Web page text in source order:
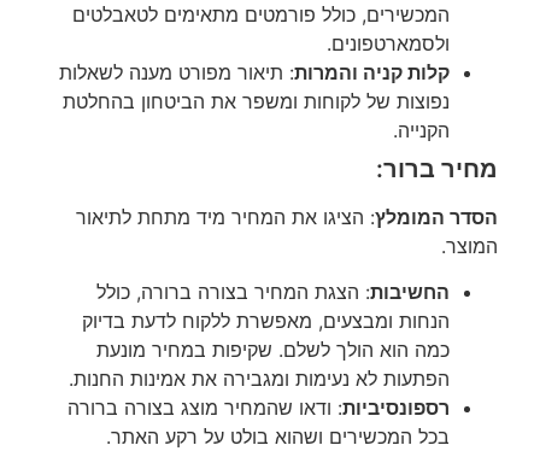
המכשירים, כולל פורמטים מתאימים לטאבלטים
ולסמארטפונים.
קלות קניה והמרות: תיאור מפורט מענה לשאלות
נפוצות של לקוחות ומשפר את הביטחון בהחלטת
הקנייה.
מחיר ברור:
הסדר המומלץ: הציגו את המחיר מיד מתחת לתיאור
המוצר.
החשיבות: הצגת המחיר בצורה ברורה, כולל
הנחות ומבצעים, מאפשרת ללקוח לדעת בדיוק
כמה הוא הולך לשלם. שקיפות במחיר מונעת
הפתעות לא נעימות ומגבירה את אמינות החנות.
רספונסיביות: ודאו שהמחיר מוצג בצורה ברורה
בכל המכשירים ושהוא בולט על רקע האתר.